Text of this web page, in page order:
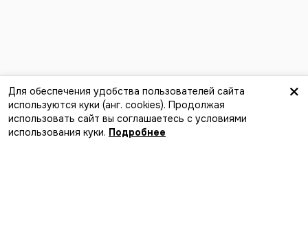
Вступить
Лучший способ найти события,
×
Для обеспечения удобства пользователей сайта
используются куки (анг. сookies). Продолжая
использовать сайт вы соглашаетесь с условиями
использования куки. Подробнее